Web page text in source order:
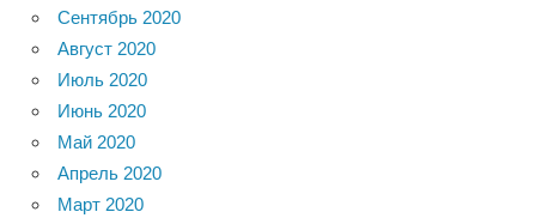
Сентябрь 2020
Август 2020
Июль 2020
Июнь 2020
Май 2020
Апрель 2020
Март 2020